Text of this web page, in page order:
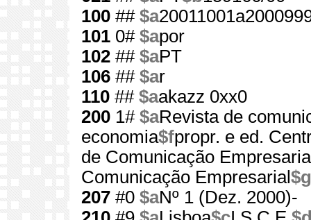
100 ## $a
101 0# $apor
102 ## $aPT
106 ## $ar
110 ## $aakazz 0xx0
200 1# $aRevista de
economia$fpropr. e ed.
de Comunicação
Comunicação Empresarial$g
207 #0 $aNº 1 (Dez. 2000)-